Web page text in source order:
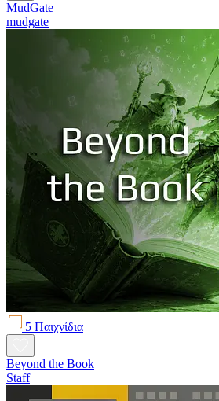
MudGate
mudgate
5 Παιχνίδια
Beyond the Book
Staff